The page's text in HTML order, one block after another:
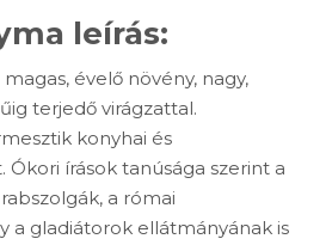
leírás:
évelő növény, nagy,
terjedő virágzattal.
konyhai és
írások tanúsága szerint a
a római
a gladiátorok ellátmányának is